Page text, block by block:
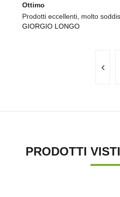
Ottimo
Prodotti eccellenti, molto
GIORGIO LONGO
PRODOTTI